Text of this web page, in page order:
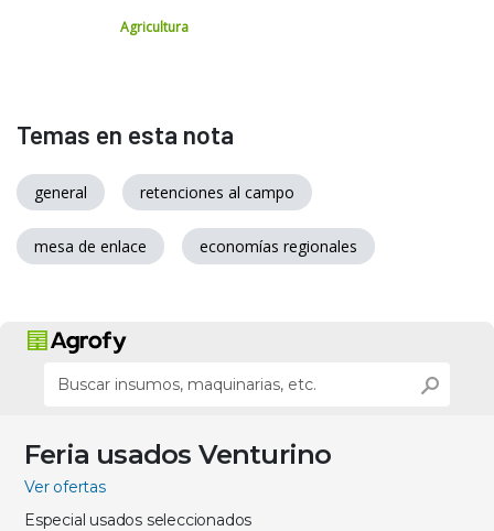
Agricultura
Temas en esta nota
general retenciones al campo
mesa de enlace economías regionales
Feria usados Venturino
Ver ofertas
Especial usados seleccionados